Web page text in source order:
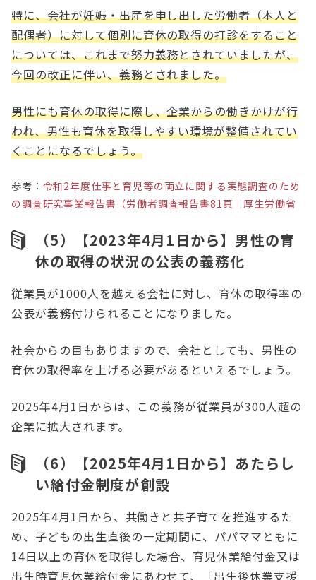
特に、会社が妊娠・出産を申し出した労働者（本人と
配偶者）に対して個別に育休の取得の打診をすること
については、これまで努力義務とされていましたが、
今回の改正に伴い、義務とされました。
男性にも育休の取得に際し、企業からの働きかけが行
われ、男性も育休を取得しやすい環境が整備されてい
くことになるでしょう。
参考： 令和2年度仕事と育児等の両立に関する実態調査のため
の調査研究事業報告書（労働者調査報告書81頁｜厚生労働省
（5）【2023年4月1日から】男性の育
休の取得の状況の公表の義務化
従業員が1000人を越える会社に対し、育休の取得率の
公表が義務付けられることになりました。
社会からの目もありますので、会社としても、男性の
育休の取得率を上げる必要があるといえるでしょう。
2025年4月1日からは、この義務が従業員が300人超の
企業に拡大されます。
（6）【2025年4月1日から】あたらし
い給付金制度が創設
2025年4月1日から、共働きと共子育てを推進するた
め、子どもの出生直後の一定期間に、パパママともに
14日以上の育休を取得した場合、育児休業給付金又は
出生時育児休業給付金にあわせて、「出生後休業支援